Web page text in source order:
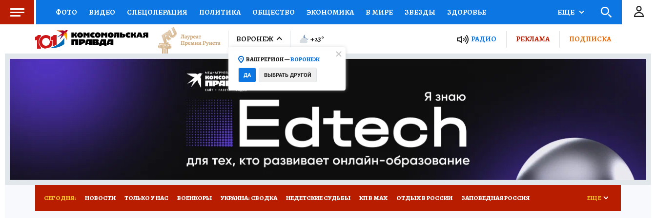
ФОТО ВИДЕО СПЕЦОПЕРАЦИЯ ПОЛИТИКА ОБЩЕСТВО ЭКОНОМИКА В МИРЕ ЗВЕЗДЫ ЗДОРОВЬЕ
СОЦПОДДЕРЖКА НАУКА СПОРТ КОЛУМНИСТЫ ПРОИСШЕСТВИЯ НАЦИОНАЛЬНЫЕ ПРОЕКТЫ РОССИИ
ВЫБОР ЭКСПЕРТОВ ДОКТОР ФИНАНСЫ ОТКРЫВАЕМ МИР Я ЗНАЮ СЕМЬЯ ЖЕНСКИЕ СЕКРЕТЫ ПУТЕВОДИТЕЛЬ
ПРОГНОЗЫ НА СПОРТ ПРОМОКОДЫ СЕРИАЛЫ
ТЕЛЕВИЗОР КОЛЛЕКЦИИ КОНКУРСЫ ГИД ПОТРЕБИТЕЛЯ
НОВОЕ НА САЙТЕ
ЕЩЕ
ВОРОНЕЖ
ВАШ РЕГИОН —ВОРОНЕЖ
ДА ВЫБРАТЬ ДРУГОЙ
+23° РАДИО РЕКЛАМА ПОДПИСКА
СЕГОДНЯ: НОВОСТИ ТОЛЬКО У НАС ВОЕНКОРЫ УКРАИНА: СВОДКА НЕДЕТСКИЕ СУДЬБЫ КП В МАХ ОТДЫХ В РОССИИ ЗАПОВЕДНАЯ РОССИЯ ЕЩЕ